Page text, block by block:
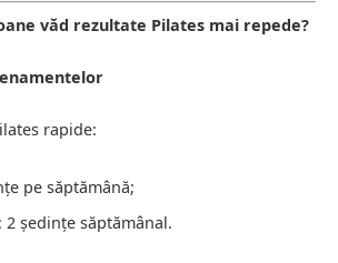
văd rezultate Pilates mai repede?
rapide:
pe săptămână;
ședințe săptămânal.